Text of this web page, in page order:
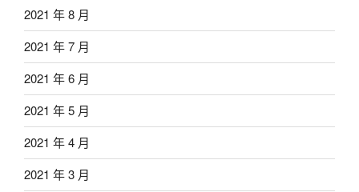
2021 年 8 月
2021 年 7 月
2021 年 6 月
2021 年 5 月
2021 年 4 月
2021 年 3 月